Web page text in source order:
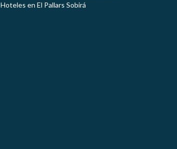
Hoteles en El Pallars Sobirá